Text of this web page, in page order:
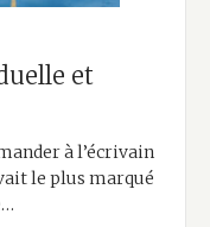
et
à l’écrivain
le plus marqué